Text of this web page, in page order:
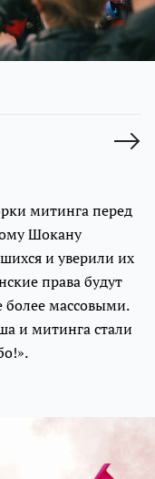
митинга перед
Шокану
и уверили их
права будут
более массовыми.
и митинга стали